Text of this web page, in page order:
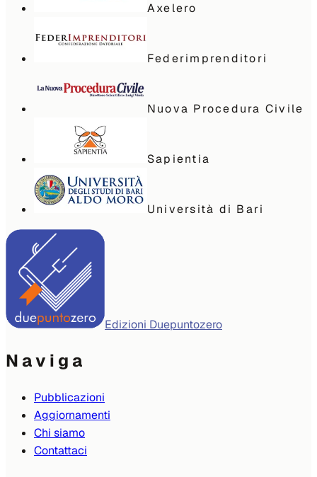
Axelero
Federimprenditori
Nuova Procedura Civile
Sapientia
Università di Bari
Edizioni Duepuntozero
Naviga
Pubblicazioni
Aggiornamenti
Chi siamo
Contattaci